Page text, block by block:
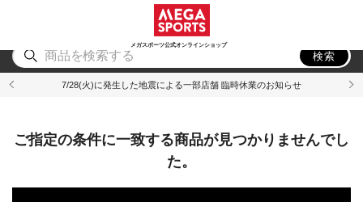
メガスポーツ公式オンラインショップ
アウトドア
検索
7/28(火)に発生した地震による一部店舗 臨時休業のお知らせ
ご指定の条件に一致する商品が見つかりませんでし
た。